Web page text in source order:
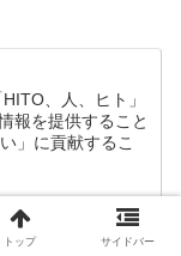
、人、ヒト」
報を提供すること
」に貢献するこ
事）」に関する
になりつつある
トップ サイドバー